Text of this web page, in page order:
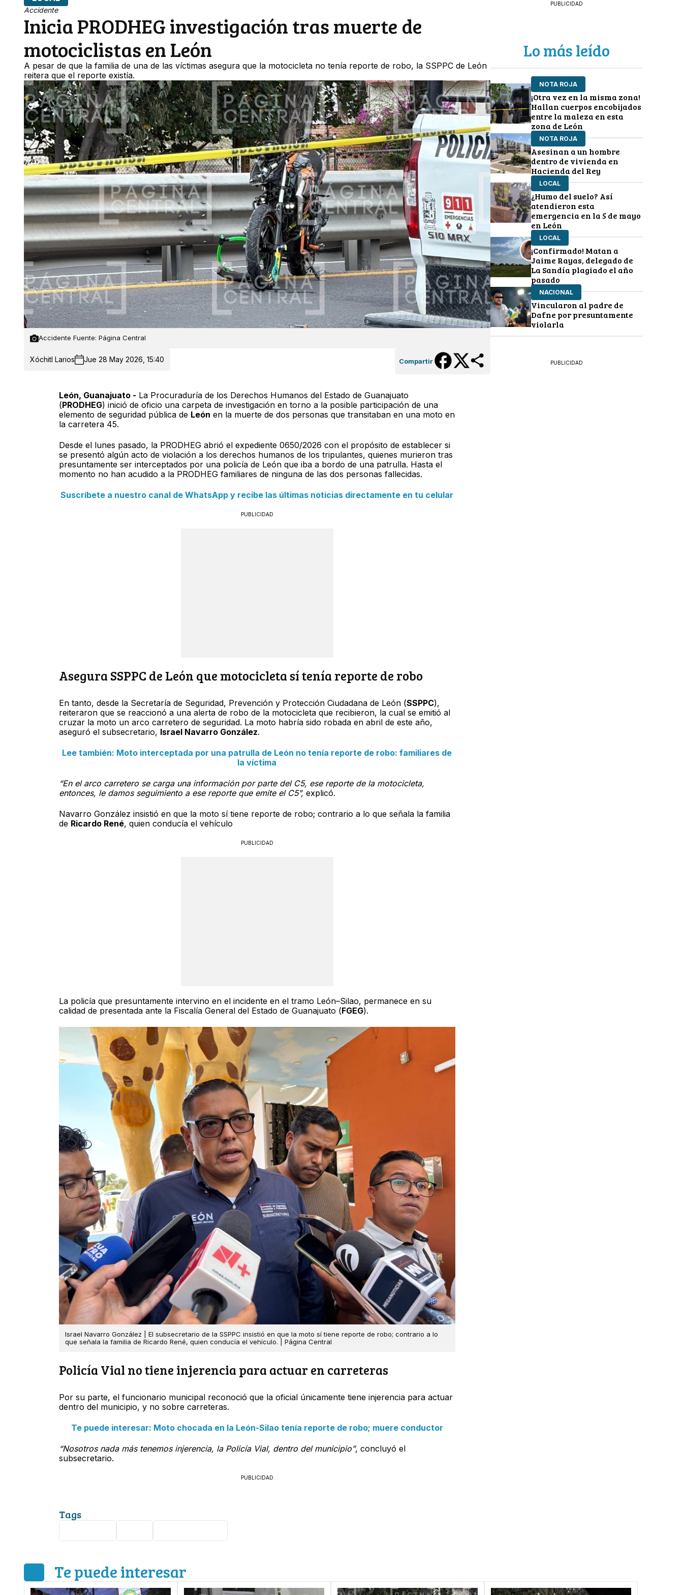
Accidente
Inicia PRODHEG investigación tras muerte de
motociclistas en León
A pesar de que la familia de una de las víctimas asegura que la motocicleta no tenía reporte de robo, la SSPPC de León
reitera que el reporte existía.
Accidente Fuente: Página Central
Xóchitl Larios Jue 28 May 2026, 15:40 Compartir
León, Guanajuato - La Procuraduría de los Derechos Humanos del Estado de Guanajuato
(PRODHEG) inició de oficio una carpeta de investigación en torno a la posible participación de una
elemento de seguridad pública de León en la muerte de dos personas que transitaban en una moto en
la carretera 45.
Desde el lunes pasado, la PRODHEG abrió el expediente 0650/2026 con el propósito de establecer si
se presentó algún acto de violación a los derechos humanos de los tripulantes, quienes murieron tras
presuntamente ser interceptados por una policía de León que iba a bordo de una patrulla. Hasta el
momento no han acudido a la PRODHEG familiares de ninguna de las dos personas fallecidas.
Suscríbete a nuestro canal de WhatsApp y recibe las últimas noticias directamente en tu celular
PUBLICIDAD
Asegura SSPPC de León que motocicleta sí tenía reporte de robo
En tanto, desde la Secretaría de Seguridad, Prevención y Protección Ciudadana de León (SSPPC),
reiteraron que se reaccionó a una alerta de robo de la motocicleta que recibieron, la cual se emitió al
cruzar la moto un arco carretero de seguridad. La moto habría sido robada en abril de este año,
aseguró el subsecretario, Israel Navarro González.
Lee también: Moto interceptada por una patrulla de León no tenía reporte de robo: familiares de
la víctima
“En el arco carretero se carga una información por parte del C5, ese reporte de la motocicleta,
entonces, le damos seguimiento a ese reporte que emite el C5”,explicó.
Navarro González insistió en que la moto sí tiene reporte de robo; contrario a lo que señala la familia
de Ricardo René, quien conducía el vehículo
PUBLICIDAD
La policía que presuntamente intervino en el incidente en el tramo León–Silao, permanece en su
calidad de presentada ante la Fiscalía General del Estado de Guanajuato (FGEG).
Israel Navarro González | El subsecretario de la SSPPC insistió en que la moto sí tiene reporte de robo; contrario a lo
que señala la familia de Ricardo René, quien conducía el vehículo. | Página Central
Policía Vial no tiene injerencia para actuar en carreteras
Por su parte, el funcionario municipal reconoció que la oficial únicamente tiene injerencia para actuar
dentro del municipio, y no sobre carreteras.
Te puede interesar: Moto chocada en la León-Silao tenía reporte de robo; muere conductor
“Nosotros nada más tenemos injerencia, la Policía Vial, dentro del municipio”, concluyó el
subsecretario.
PUBLICIDAD
Tags
PUBLICIDAD
Lo más leído
NOTA ROJA
¡Otra vez en la misma zona!
Hallan cuerpos encobijados
entre la maleza en esta
zona de León
NOTA ROJA
Asesinan a un hombre
dentro de vivienda en
Hacienda del Rey
LOCAL
¿Humo del suelo? Así
atendieron esta
emergencia en la 5 de mayo
en León
LOCAL
¡Confirmado! Matan a
Jaime Rayas, delegado de
La Sandía plagiado el año
pasado
NACIONAL
Vincularon al padre de
Dafne por presuntamente
violarla
PUBLICIDAD
Te puede interesar